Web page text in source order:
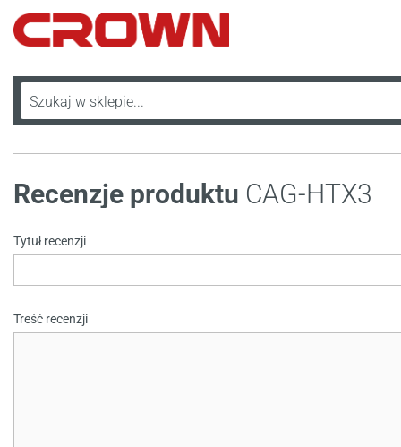
Recenzje produktu CAG-HTX3
Tytuł recenzji
Treść recenzji